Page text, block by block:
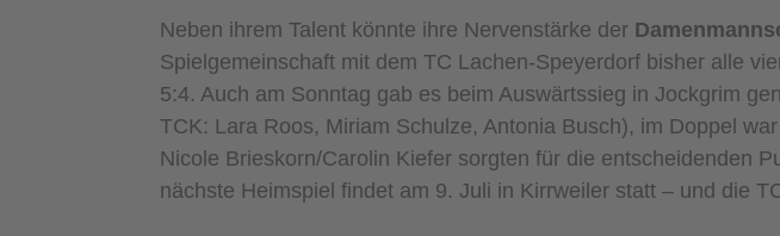
Neben ihrem Talent könnte ihre Nervenstärke der
Spielgemeinschaft mit dem TC Lachen-Speyerdorf bisher alle
5:4. Auch am Sonntag gab es beim Auswärtssieg in Jockgrim
TCK: Lara Roos, Miriam Schulze, Antonia Busch), im Doppel
Nicole Brieskorn/Carolin Kiefer sorgten für die entscheidenden
nächste Heimspiel findet am 9. Juli in Kirrweiler statt – und die